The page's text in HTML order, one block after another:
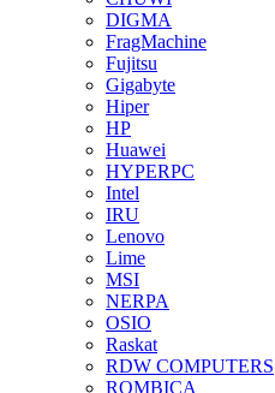
DIGMA
FragMachine
Fujitsu
Gigabyte
Hiper
HP
Huawei
HYPERPC
Intel
IRU
Lenovo
Lime
MSI
NERPA
OSIO
Raskat
RDW COMPUTERS
ROMBICA